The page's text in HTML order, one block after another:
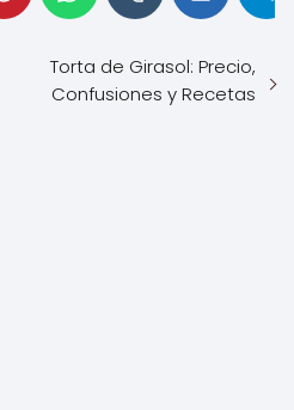
Torta de Girasol: Precio,
Confusiones y Recetas